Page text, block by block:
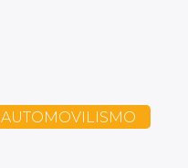
AUTOMOVILISMO